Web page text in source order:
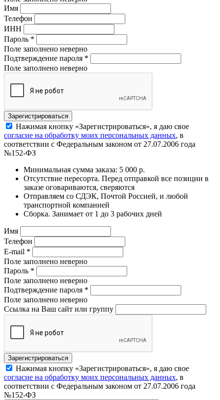
Имя
Телефон
ИНН
Пароль *
Поле заполнено неверно
Подтверждение пароля *
Поле заполнено неверно
Нажимая кнопку «Зарегистрироваться», я даю свое
согласие на обработку моих персональных данных, в
соответствии с Федеральным законом от 27.07.2006 года
№152-ФЗ
Минимальная сумма заказа: 5 000 р.
Отсутствие пересорта. Перед отправкой все позиции в
заказе оговариваются, сверяются
Отправляем со СДЭК, Почтой Россией, и любой
транспортной компанией
Сборка. Занимает от 1 до 3 рабочих дней
Имя
Телефон
E-mail *
Поле заполнено неверно
Пароль *
Поле заполнено неверно
Подтверждение пароля *
Поле заполнено неверно
Ссылка на Ваш сайт или группу
Нажимая кнопку «Зарегистрироваться», я даю свое
согласие на обработку моих персональных данных, в
соответствии с Федеральным законом от 27.07.2006 года
№152-ФЗ